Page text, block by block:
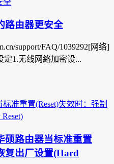
路由器更安全
support/FAQ/1039292[网络]
1.无线网絡加密设...
硕路由器当标准重置
复出厂设置(Hard